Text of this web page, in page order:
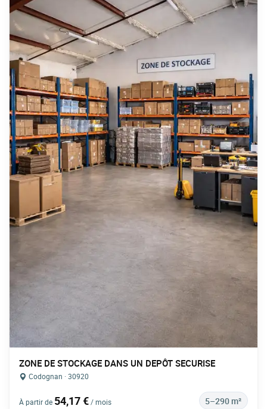
ZONE DE STOCKAGE DANS UN DEPÔT SECURISE
Codognan · 30920
À partir de 54,17 €/ mois 5–290 m²